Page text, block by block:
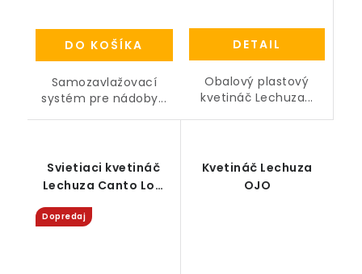
DO KOŠÍKA
Samozavlažovací
systém pre nádoby...
DETAIL
Obalový plastový
kvetináč Lechuza...
Svietiaci kvetináč
Lechuza Canto Low
LED all-in-one
Dopredaj
Kvetináč Lechuza
OJO